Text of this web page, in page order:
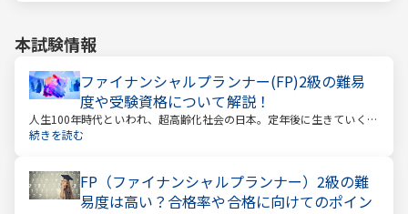
本試験情報
ファイナンシャルプランナー(FP)2級の難易
度や受験資格について解説！
人生100年時代といわれ、超高齢化社会の日本。定年後に生きていく時
間も当然長くなっています。今どんな年齢の人でも、安心して暮らし
続きを読む
FP（ファイナンシャルプランナー）2級の難
易度は高い？合格率や合格に向けてのポイン